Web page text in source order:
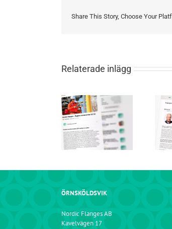
Share This Story, Choose Your
Relaterade inlägg
Nordic Flanges VD
om företagets
strategiska
expansion och
framtidsutsikter
ÖRNSKÖLDSVIK
Nordic Flanges AB
Kavelvägen 17